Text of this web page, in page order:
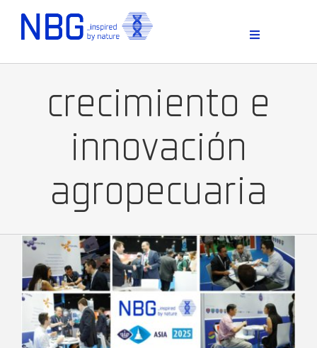
content
Toggle
crecimiento e
innovación
agropecuaria